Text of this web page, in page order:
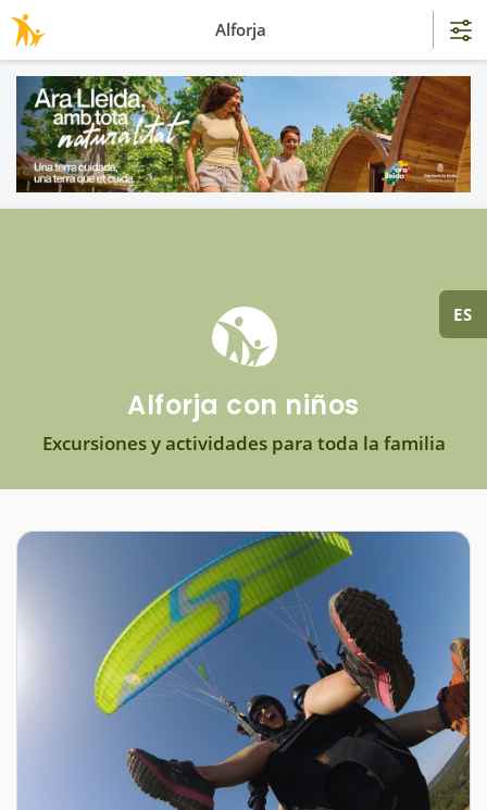
ES
Alforja con niños
Excursiones y actividades para toda la familia
Alforja